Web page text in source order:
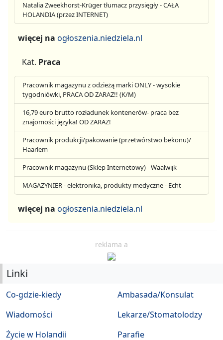
Natalia Zweekhorst-Krüger tłumacz przysięgły - CAŁA
HOLANDIA (przez INTERNET)
więcej na ogłoszenia.niedziela.nl
Kat. Praca
Pracownik magazynu z odzieżą marki ONLY - wysokie
tygodniówki, PRACA OD ZARAZ!! (K/M)
16,79 euro brutto rozładunek kontenerów- praca bez
znajomości języka! OD ZARAZ!
Pracownik produkcji/pakowanie (przetwórstwo bekonu)/
Haarlem
Pracownik magazynu (Sklep Internetowy) - Waalwijk
MAGAZYNIER - elektronika, produkty medyczne - Echt
więcej na ogłoszenia.niedziela.nl
reklama a
Linki
Co-gdzie-kiedy
Wiadomości
Życie w Holandii
Ambasada/Konsulat
Lekarze/Stomatolodzy
Parafie